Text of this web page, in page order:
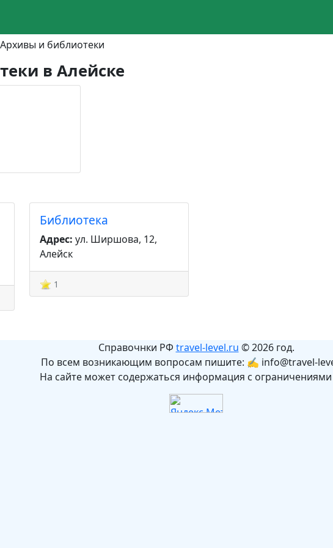
Архивы и библиотеки
в Алейске
Библиотека
Адрес: ул. Ширшова, 12,
Алейск
1
Справочнки РФ travel-level.ru © 2026 год.
По всем возникающим вопросам пишите: ✍ info@travel-
На сайте может содержаться информация с ограничениями